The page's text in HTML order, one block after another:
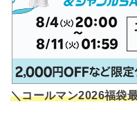
＼コールマン2026福袋